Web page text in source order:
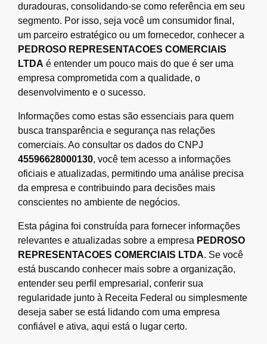
duradouras, consolidando-se como referência em seu
segmento. Por isso, seja você um consumidor final,
um parceiro estratégico ou um fornecedor, conhecer a
PEDROSO REPRESENTACOES COMERCIAIS
LTDA é entender um pouco mais do que é ser uma
empresa comprometida com a qualidade, o
desenvolvimento e o sucesso.
Informações como estas são essenciais para quem
busca transparência e segurança nas relações
comerciais. Ao consultar os dados do CNPJ
45596628000130, você tem acesso a informações
oficiais e atualizadas, permitindo uma análise precisa
da empresa e contribuindo para decisões mais
conscientes no ambiente de negócios.
Esta página foi construída para fornecer informações
relevantes e atualizadas sobre a empresa PEDROSO
REPRESENTACOES COMERCIAIS LTDA. Se você
está buscando conhecer mais sobre a organização,
entender seu perfil empresarial, conferir sua
regularidade junto à Receita Federal ou simplesmente
deseja saber se está lidando com uma empresa
confiável e ativa, aqui está o lugar certo.